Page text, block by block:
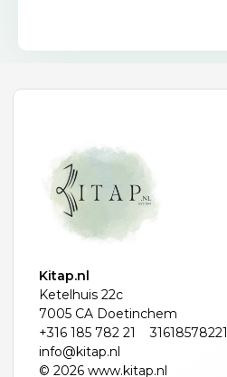
Kitap.nl
Ketelhuis 22c
7005 CA Doetinchem
+316 185 782 21
31618578221
info@kitap.nl
© 2026 www.kitap.nl